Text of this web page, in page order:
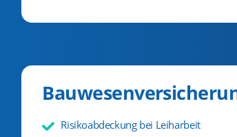
Risikoabdeckung bei Leiharbeit